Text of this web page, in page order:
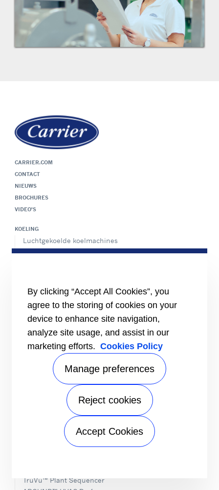
CARRIER.COM
CONTACT
NIEUWS
BROCHURES
VIDEO'S
KOELING
Luchtgekoelde koelmachines
Watergekoelde koelmachines
VERWARMING
Water/water warmtepompen
VERWARMING EN KOELING
Lucht/water warmtepompen
Water/water warmtepompen
BUSINESS LINE
LUCHTBEHANDELING
Luchtbehandelingskasten
Close-controlunits
Ventilatorconvectoren
TruVu™ Plant Sequencer
By clicking “Accept All Cookies”, you
agree to the storing of cookies on your
device to enhance site navigation,
analyze site usage, and assist in our
marketing efforts. Cookies Policy
Manage preferences
Reject cookies
Accept Cookies